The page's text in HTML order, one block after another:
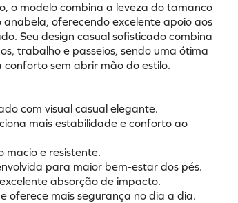
o modelo combina a leveza do tamanco
oferecendo excelente apoio aos
Seu design casual sofisticado combina
trabalho e passeios, sendo uma ótima
sem abrir mão do estilo.
com visual casual elegante.
mais estabilidade e conforto ao
macio e resistente.
para maior bem-estar dos pés.
absorção de impacto.
oferece mais segurança no dia a dia.